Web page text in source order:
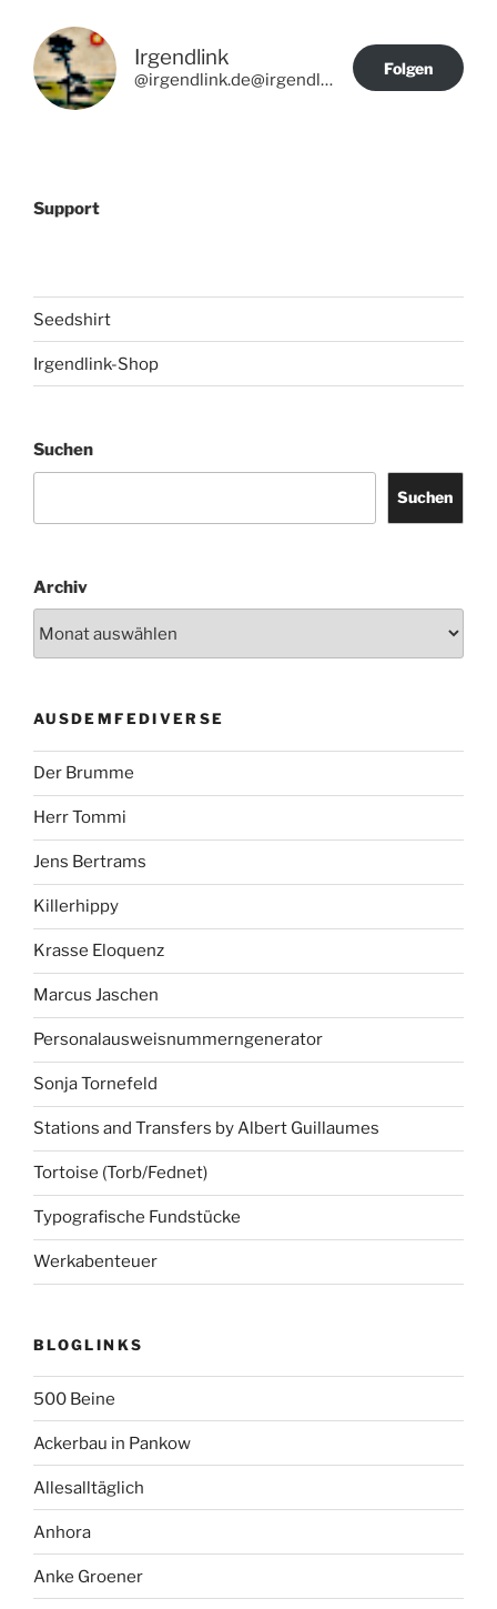
Irgendlink
@irgendlink.de@irgendlink.de
Folgen
Support
Seedshirt
Irgendlink-Shop
Suchen
Suchen
Archiv
AUSDEMFEDIVERSE
Der Brumme
Herr Tommi
Jens Bertrams
Killerhippy
Krasse Eloquenz
Marcus Jaschen
Personalausweisnummerngenerator
Sonja Tornefeld
Stations and Transfers by Albert Guillaumes
Tortoise (Torb/Fednet)
Typografische Fundstücke
Werkabenteuer
BLOGLINKS
500 Beine
Ackerbau in Pankow
Allesalltäglich
Anhora
Anke Groener